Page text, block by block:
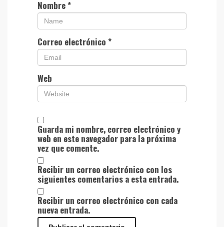
Nombre*
Correo electrónico *
Web
Guarda mi nombre, correo electrónico y
web en este navegador para la próxima
vez que comente.
Recibir un correo electrónico con los
siguientes comentarios a esta entrada.
Recibir un correo electrónico con cada
nueva entrada.